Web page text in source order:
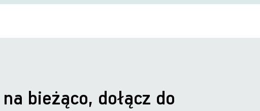
bieżąco, dołącz do